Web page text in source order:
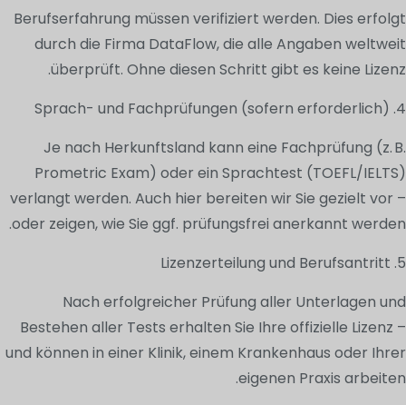
Berufserfahrung müssen verifiziert werden. Dies erfolgt
durch die Firma DataFlow, die alle Angaben weltweit
überprüft. Ohne diesen Schritt gibt es keine Lizenz.
4. Sprach- und Fachprüfungen (sofern erforderlich)
Je nach Herkunftsland kann eine Fachprüfung (z. B.
Prometric Exam) oder ein Sprachtest (TOEFL/IELTS)
verlangt werden. Auch hier bereiten wir Sie gezielt vor –
oder zeigen, wie Sie ggf. prüfungsfrei anerkannt werden.
5. Lizenzerteilung und Berufsantritt
Nach erfolgreicher Prüfung aller Unterlagen und
Bestehen aller Tests erhalten Sie Ihre offizielle Lizenz –
und können in einer Klinik, einem Krankenhaus oder Ihrer
eigenen Praxis arbeiten.